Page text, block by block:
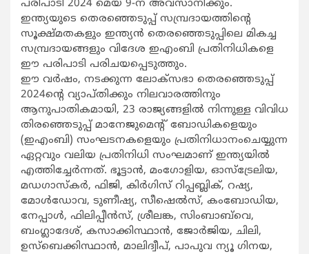
പരിപാടി 2024 മെയ് 9-ന് അവസാനിക്കും.
ഇന്ത്യയുടെ തെരഞ്ഞെടുപ്പ് സമ്പ്രദായത്തിന്റെ
സൂക്ഷ്മതകളും ഇന്ത്യൻ തെരഞ്ഞെടുപ്പിലെ മികച്ച
സമ്പ്രദായങ്ങളും വിദേശ ഇഎംബി പ്രതിനിധികളെ
ഈ പരിപാടി പരിചയപ്പെടുത്തും.
ഈ വർഷം, നടക്കുന്ന ലോക്‌സഭാ തെരഞ്ഞെടുപ്പ്
2024ന്റെ വ്യാപ്തിക്കും നിലവാരത്തിനും
ആനുപാതികമായി, 23 രാജ്യങ്ങളിൽ നിന്നുള്ള വിവിധ
തിരഞ്ഞെടുപ്പ് മാനേജുമെന്റ് ബോഡികളെയും
(ഇഎംബി) സംഘടനകളെയും പ്രതിനിധാനംചെയ്യുന്ന
ഏറ്റവും വലിയ പ്രതിനിധി സംഘമാണ് ഇന്ത്യയിൽ
എത്തി​ച്ചേർന്നത്. ഭൂട്ടാൻ, മംഗോളിയ, ഓസ്ട്രേലിയ,
മഡഗാസ്‌കർ, ഫിജി, കിർഗിസ് റിപ്പബ്ലിക്, റഷ്യ,
മോൾഡോവ, ടുണീഷ്യ, സീഷെൽസ്, കംബോഡിയ,
നേപ്പാൾ, ഫിലിപ്പീൻസ്, ശ്രീലങ്ക, സിംബാബ്‌വെ,
ബംഗ്ലാദേശ്, കസാക്കിസ്ഥാൻ, ജോർജിയ, ചിലി,
ഉസ്‌ബെക്കിസ്ഥാൻ, മാലിദ്വീപ്, പാപുവ ന്യൂ ഗിനയ,